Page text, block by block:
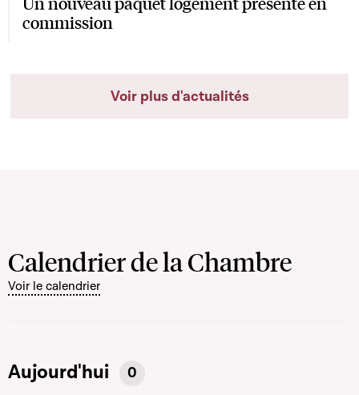
commission
Voir plus d'actualités
Calendrier de la Chambre
Voir le calendrier
Aujourd'hui 0